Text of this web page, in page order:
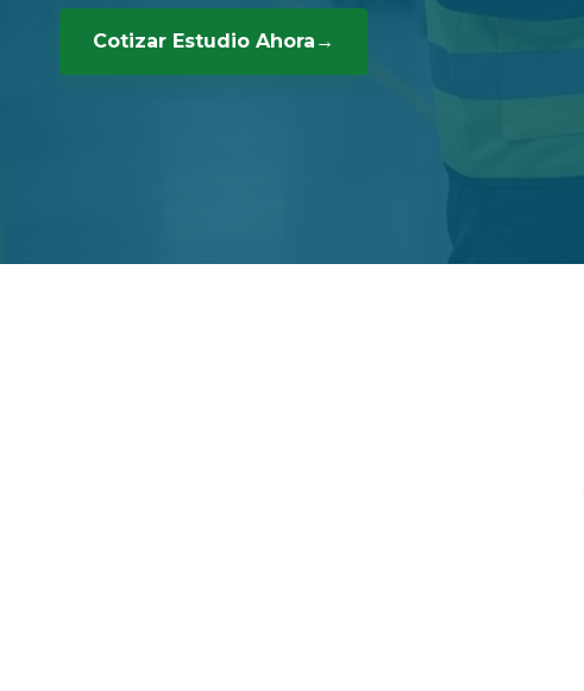
Cotizar Estudio Ahora →